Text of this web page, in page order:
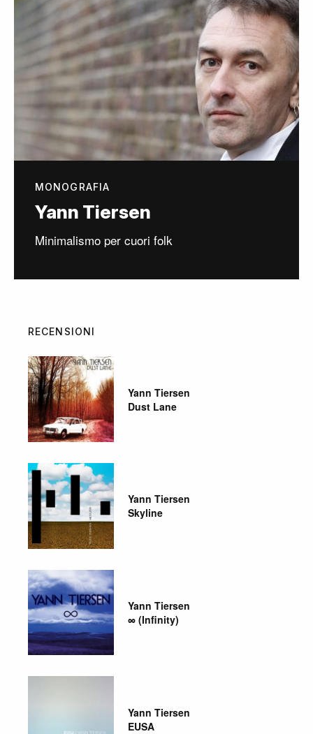
MONOGRAFIA
Yann Tiersen
Minimalismo per cuori folk
RECENSIONI
Yann Tiersen
Dust Lane
Yann Tiersen
Skyline
Yann Tiersen
∞ (Infinity)
Yann Tiersen
EUSA